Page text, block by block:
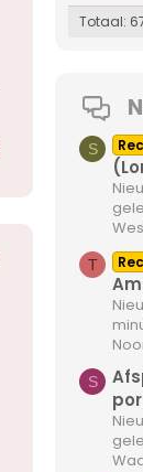
Totaal:
S
T
S